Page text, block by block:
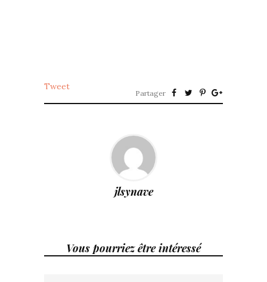
Tweet
Partager
jlsynave
Vous pourriez être intéressé